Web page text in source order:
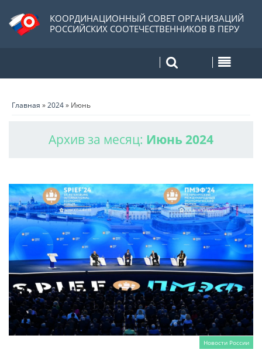
КООРДИНАЦИОННЫЙ СОВЕТ ОРГАНИЗАЦИЙ
РОССИЙСКИХ СООТЕЧЕСТВЕННИКОВ В ПЕРУ
Главная »2024» Июнь
Архив за месяц: Июнь 2024
Новости России